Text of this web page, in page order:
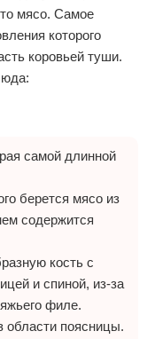
мясо. Самое
которого
коровьей туши.
самой длинной
берется мясо из
содержится
кость с
и спиной, из-за
филе.
области поясницы.